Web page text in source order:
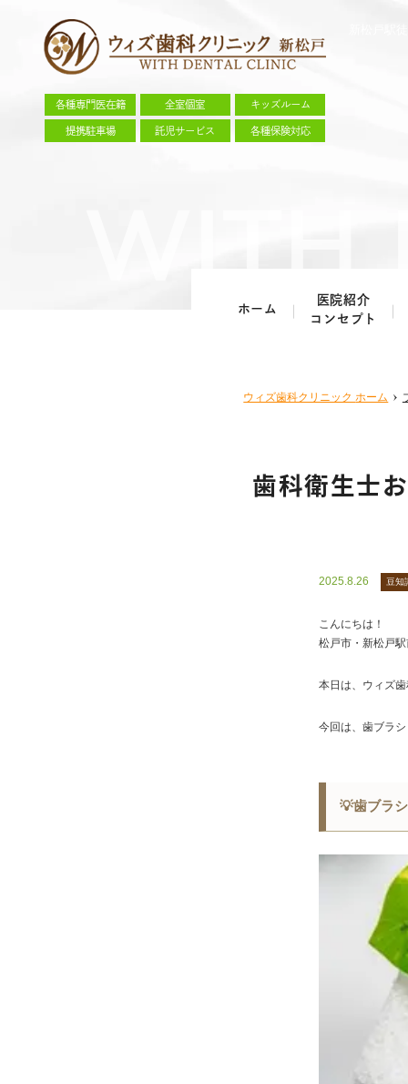
各種専門医在籍 全室個室 キッズルーム
提携駐車場 託児サービス 各種保険対応
ホーム
医院紹介
コンセプト
ウィズ歯科クリニック ホーム
歯科衛生士お
2025.8.26 豆知
こんにちは！
松戸市・新松戸
本日は、ウィズ
今回は、歯ブラ
💡歯ブラ